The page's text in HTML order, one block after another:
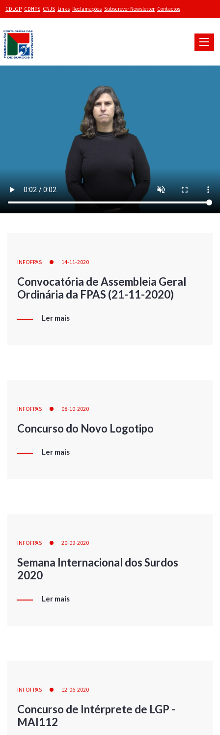
CDLGP CDHPS CNJS Links Reclamações Subscrever Newsletter Contactos
Toggle
INFOFPAS 14-11-2020
Convocatória de Assembleia Geral
Ordinária da FPAS (21-11-2020)
Ler mais
INFOFPAS 08-10-2020
Concurso do Novo Logotipo
Ler mais
INFOFPAS 20-09-2020
Semana Internacional dos Surdos
2020
Ler mais
INFOFPAS 12-06-2020
Concurso de Intérprete de LGP -
MAI112